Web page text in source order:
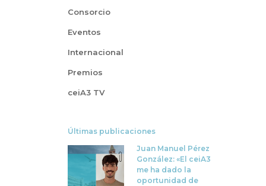
Consorcio
Eventos
Internacional
Premios
ceiA3 TV
Últimas publicaciones
Juan Manuel Pérez
González: «El ceiA3
me ha dado la
oportunidad de